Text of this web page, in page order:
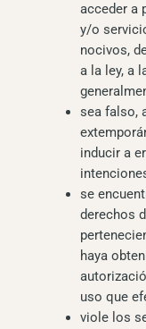
acceder a
y/o
nocivos,
a la ley, a
sea falso,
inducir a
se
derechos
haya
uso que
viole los